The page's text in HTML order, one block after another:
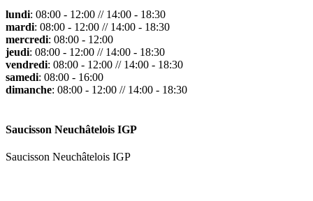
lundi: 08:00 - 12:00 // 14:00 - 18:30
mardi: 08:00 - 12:00 // 14:00 - 18:30
mercredi: 08:00 - 12:00
jeudi: 08:00 - 12:00 // 14:00 - 18:30
vendredi: 08:00 - 12:00 // 14:00 - 18:30
samedi: 08:00 - 16:00
dimanche: 08:00 - 12:00 // 14:00 - 18:30
Saucisson Neuchâtelois IGP
Saucisson Neuchâtelois IGP